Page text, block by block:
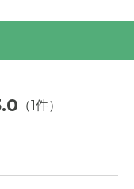
（1件）